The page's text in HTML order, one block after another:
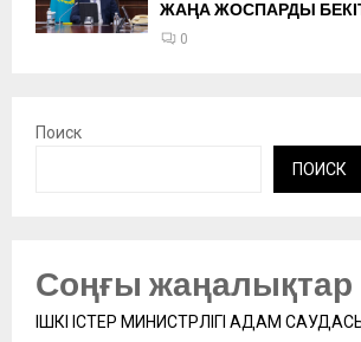
ЖАҢА ЖОСПАРДЫ
0
Поиск
ПОИСК
Соңғы жаңалықтар
ІШКІ ІСТЕР МИНИСТРЛІГІ АДАМ